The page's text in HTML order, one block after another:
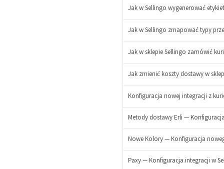
Jak w Sellingo wygenerować
Jak w Sellingo zmapować typy
Jak w sklepie Sellingo zamówić
Jak zmienić koszty dostawy w
Konfiguracja nowej integracji z
+
Metody dostawy Erli —
Nowe Kolory — Konfiguracja
Paxy — Konfiguracja integracji w